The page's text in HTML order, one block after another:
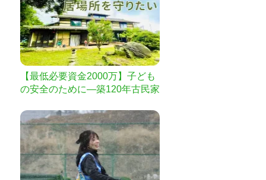
【最低必要資金2000万】子ども
の安全のために—築120年古民家